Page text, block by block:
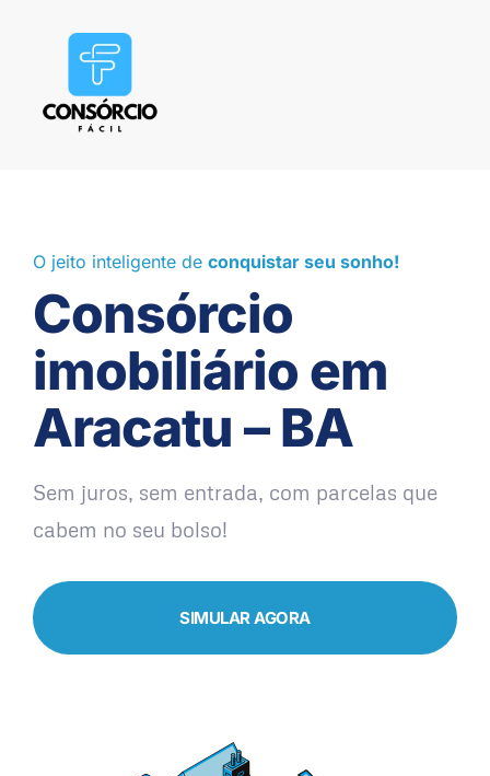
O jeito inteligente de conquistar seu sonho!
Consórcio
imobiliário em
Aracatu – BA
Sem juros, sem entrada, com parcelas que
cabem no seu bolso!
SIMULAR AGORA